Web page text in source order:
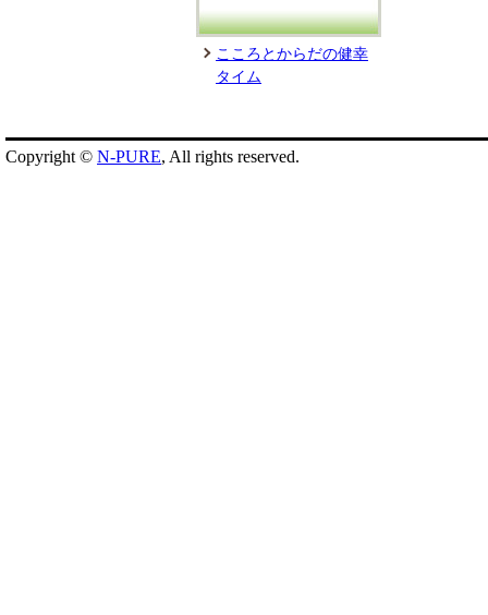
こころとからだの健幸
タイム
Copyright © N-PURE, All rights reserved.